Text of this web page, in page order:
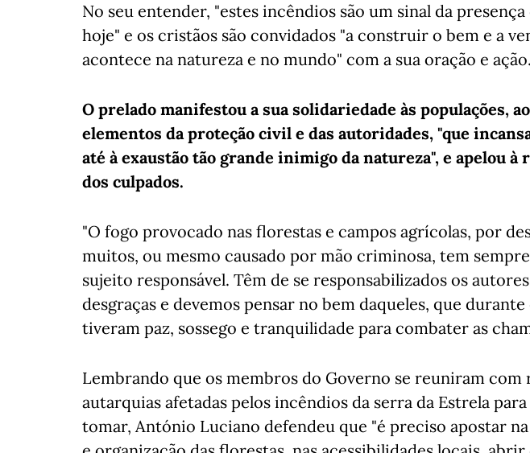
No seu entender, "estes incêndios são um sinal da
hoje" e os cristãos são convidados "a construir o bem e a
acontece na natureza e no mundo" com a sua oração e ação.
O prelado manifestou a sua solidariedade às populações,
elementos da proteção civil e das autoridades, "que
até à exaustão tão grande inimigo da natureza", e apelou à
dos culpados.
"O fogo provocado nas florestas e campos agrícolas, por
muitos, ou mesmo causado por mão criminosa, tem
sujeito responsável. Têm de se responsabilizados os
desgraças e devemos pensar no bem daqueles, que durante
tiveram paz, sossego e tranquilidade para combater as
Lembrando que os membros do Governo se reuniram com
autarquias afetadas pelos incêndios da serra da Estrela
tomar, António Luciano defendeu que "é preciso apostar